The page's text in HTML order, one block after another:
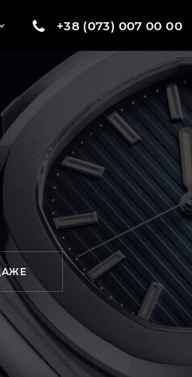
+38 (073) 007 00 00